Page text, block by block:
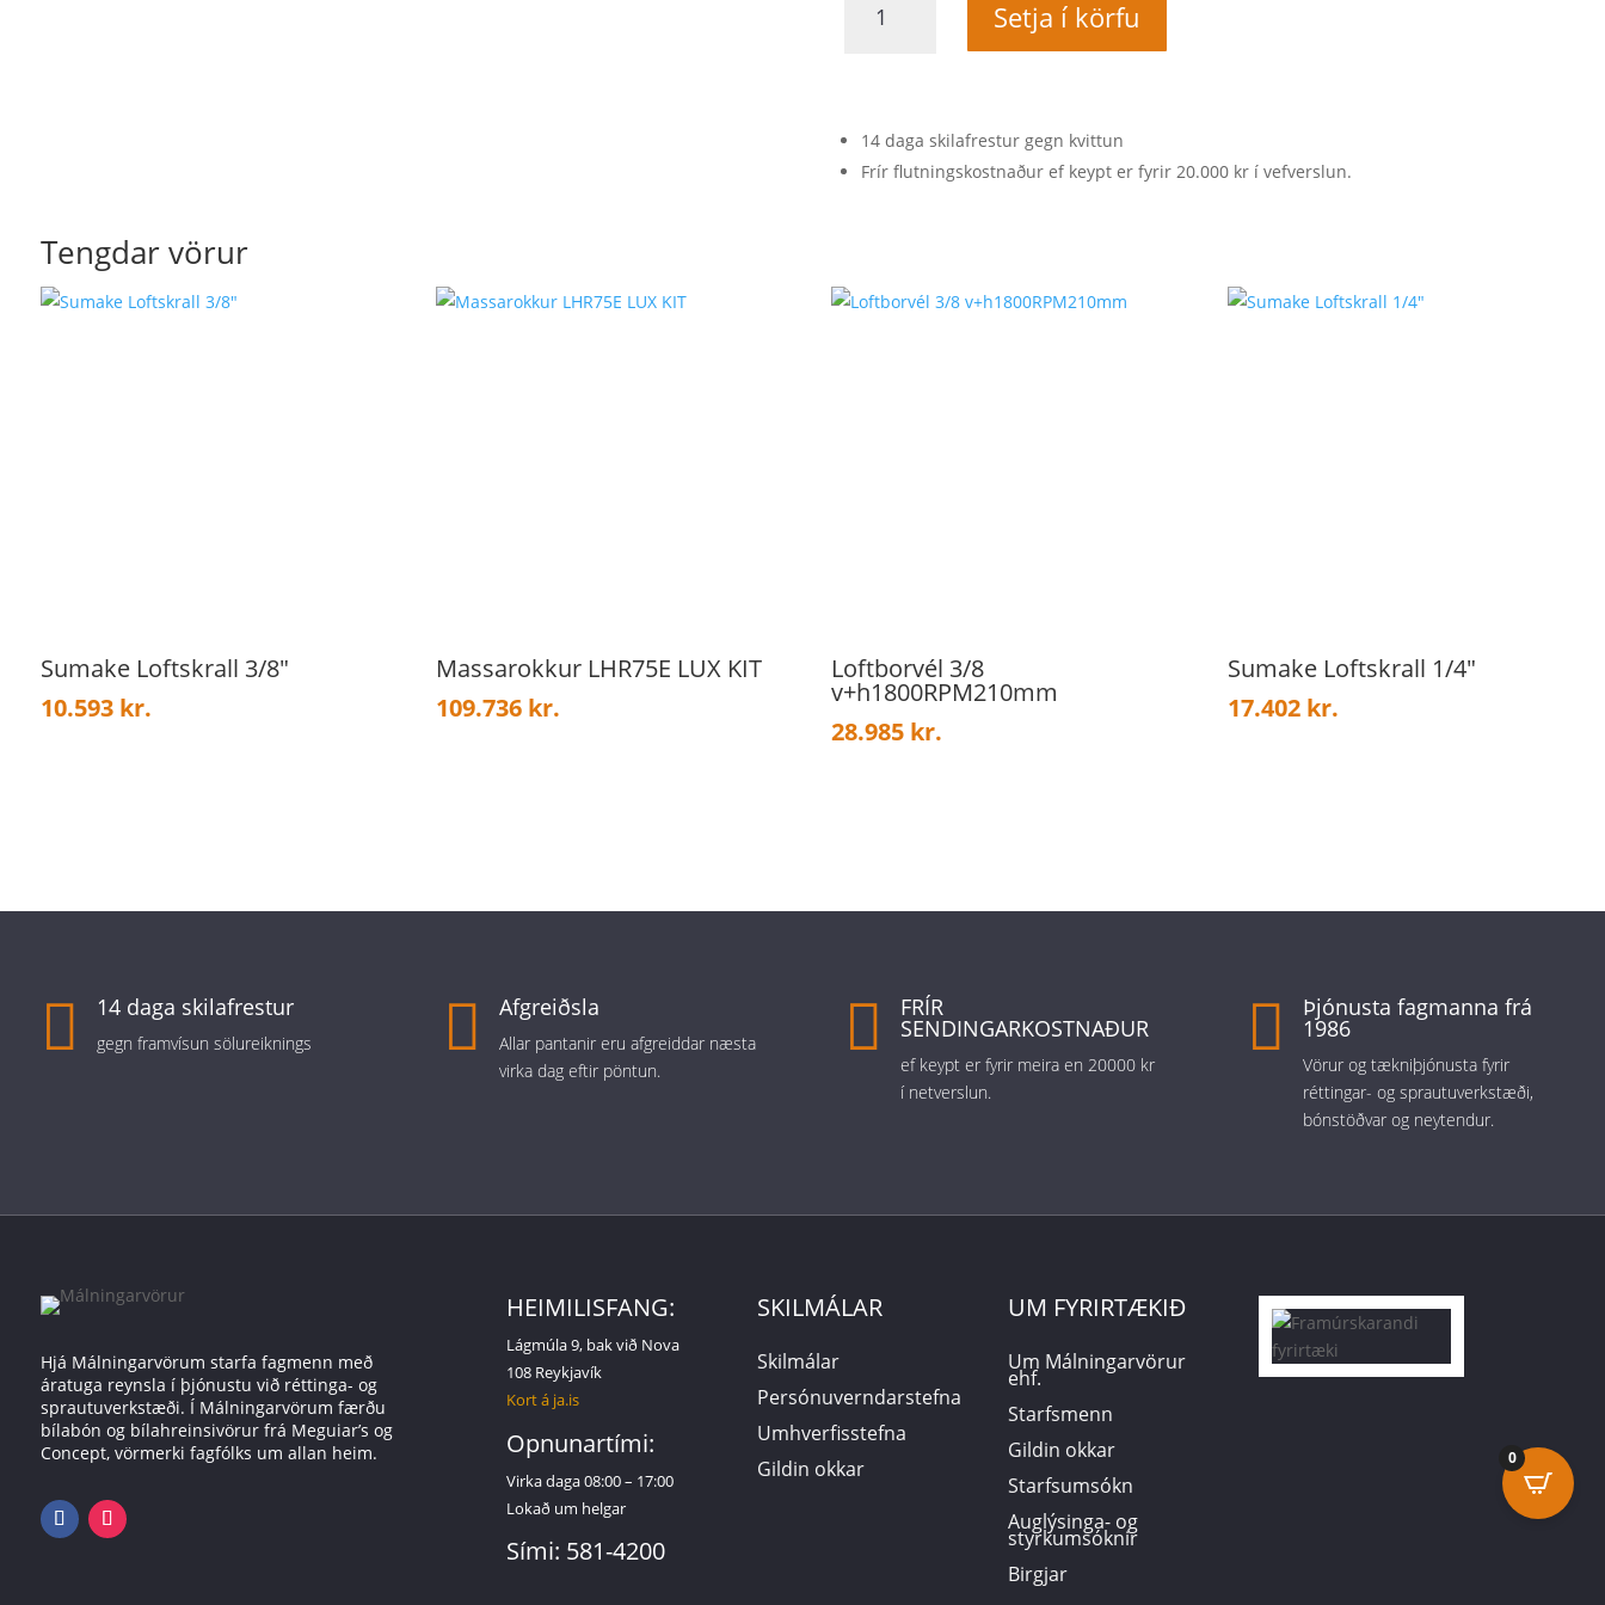
svartur
Setja í körfu
14 daga skilafrestur gegn kvittun
Frír flutningskostnaður ef keypt er fyrir 20.000 kr í vefverslun.
Tengdar vörur
Sumake Loftskrall 3/8″
10.593 kr.
Massarokkur LHR75E LUX KIT
109.736 kr.
Loftborvél 3/8
v+h1800RPM210mm
28.985 kr.
Sumake Loftskrall 1/4″
17.402 kr.
 14 daga skilafrestur
gegn framvísun sölureiknings  Afgreiðsla
Allar pantanir eru afgreiddar næsta
virka dag eftir pöntun.
 FRÍR
SENDINGARKOSTNAÐUR
ef keypt er fyrir meira en 20000 kr
í netverslun.
 Þjónusta fagmanna frá
1986
Vörur og tækniþjónusta fyrir
réttingar- og sprautuverkstæði,
bónstöðvar og neytendur.
Hjá Málningarvörum starfa fagmenn með
áratuga reynsla í þjónustu við réttinga- og
sprautuverkstæði. Í Málningarvörum færðu
bílabón og bílahreinsivörur frá Meguiar’s og
Concept, vörmerki fagfólks um allan heim.
HEIMILISFANG:
Lágmúla 9, bak við Nova
108 Reykjavík
Kort á ja.is
Opnunartími:
Virka daga 08:00 – 17:00
Lokað um helgar
Sími: 581-4200
SKILMÁLAR
Skilmálar
Persónuverndarstefna
Umhverfisstefna
Gildin okkar
UM FYRIRTÆKIÐ
Um Málningarvörur
ehf.
Starfsmenn
Gildin okkar
Starfsumsókn
Auglýsinga- og
styrkumsóknir
Birgjar
0